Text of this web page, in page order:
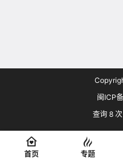
闽ICP
查询 8
首页 专题